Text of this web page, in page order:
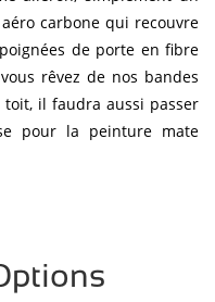
carbone qui recouvre
de porte en fibre
rêvez de nos bandes
il faudra aussi passer
pour la peinture mate